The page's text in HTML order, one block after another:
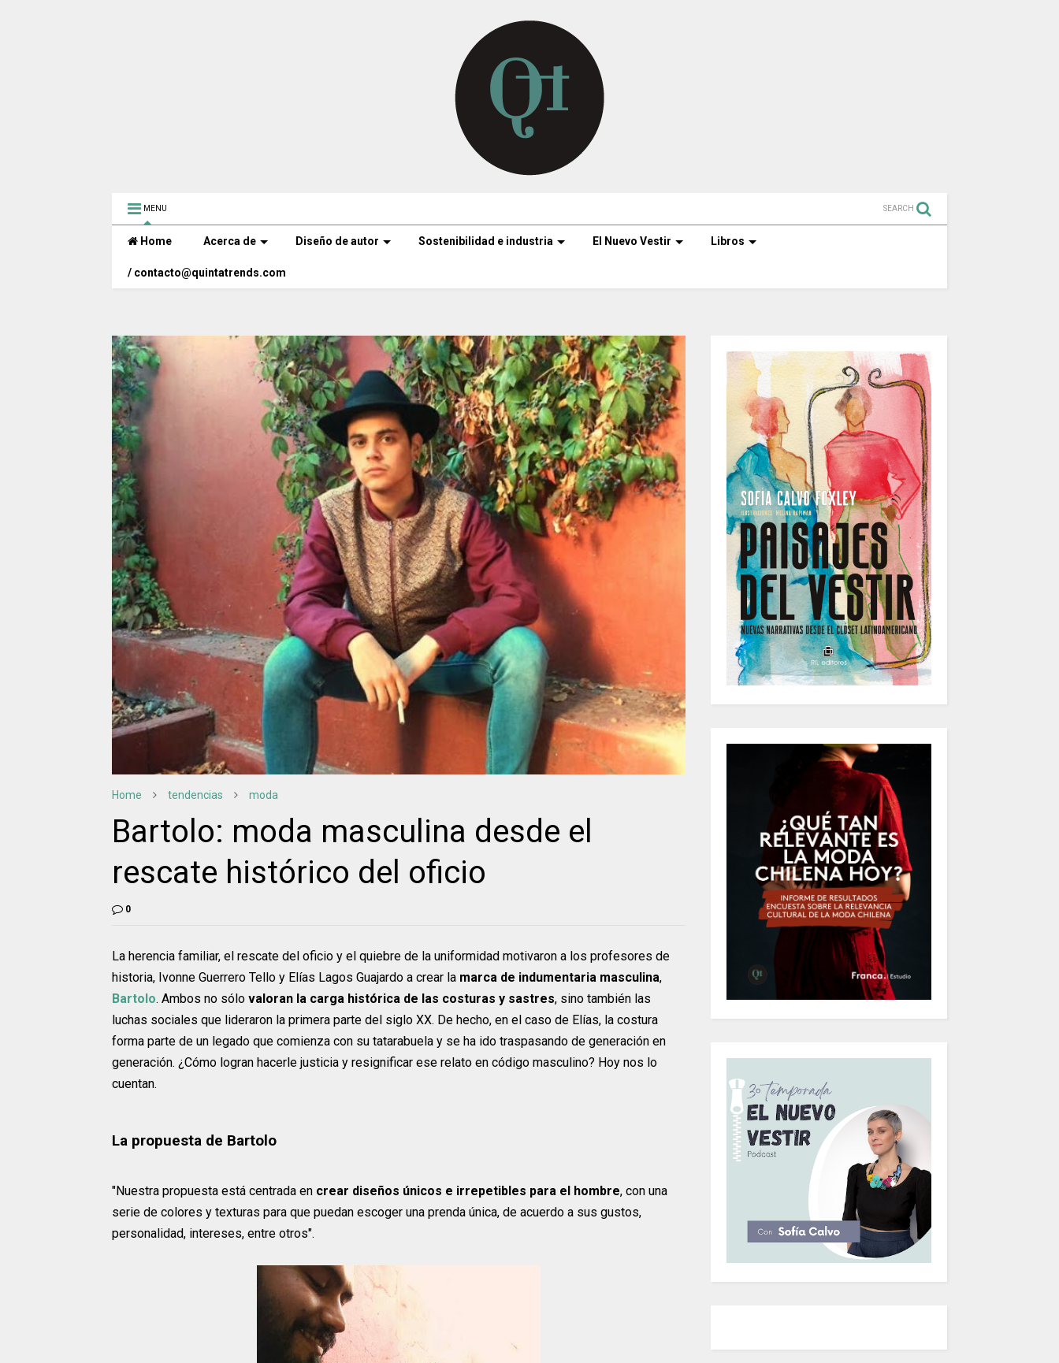
MENU SEARCH
Home Acerca de Diseño de autor Sostenibilidad e industria El Nuevo Vestir Libros
/ contacto@quintatrends.com
Home tendencias moda
Bartolo: moda masculina desde el
rescate histórico del oficio
0
La herencia familiar, el rescate del oficio y el quiebre de la uniformidad motivaron a los profesores de
historia, Ivonne Guerrero Tello y Elías Lagos Guajardo a crear la marca de indumentaria masculina,
Bartolo. Ambos no sólo valoran la carga histórica de las costuras y sastres, sino también las
luchas sociales que lideraron la primera parte del siglo XX. De hecho, en el caso de Elías, la costura
forma parte de un legado que comienza con su tatarabuela y se ha ido traspasando de generación en
generación. ¿Cómo logran hacerle justicia y resignificar ese relato en código masculino? Hoy nos lo
cuentan.
La propuesta de Bartolo
"Nuestra propuesta está centrada en crear diseños únicos e irrepetibles para el hombre, con una
serie de colores y texturas para que puedan escoger una prenda única, de acuerdo a sus gustos,
personalidad, intereses, entre otros".